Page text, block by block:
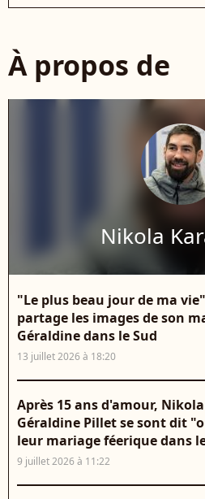
À propos de
Nikola
"Le plus beau jour de ma
partage les images de son
Géraldine dans le Sud
13 juillet 2026 à 18:20
Après 15 ans d'amour,
Géraldine Pillet se sont dit
leur mariage féerique dans
9 juillet 2026 à 11:22